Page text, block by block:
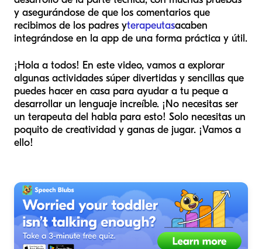
y asegurándose de que los comentarios que
recibimos de los padres yterapeutasacaben
integrándose en la app de una forma práctica y útil.
¡Hola a todos! En este video, vamos a explorar
algunas actividades súper divertidas y sencillas que
puedes hacer en casa para ayudar a tu peque a
desarrollar un lenguaje increíble. ¡No necesitas ser
un terapeuta del habla para esto! Solo necesitas un
poquito de creatividad y ganas de jugar. ¡Vamos a
ello!